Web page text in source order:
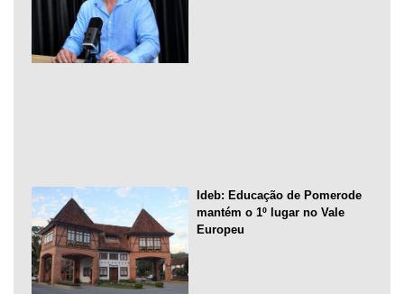
Ideb: Educação de Pomerode
mantém o 1º lugar no Vale
Europeu